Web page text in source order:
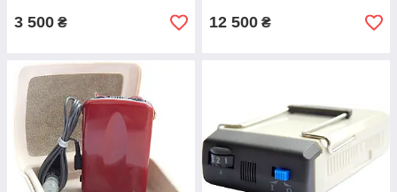
3 500 ₴ 12 500 ₴